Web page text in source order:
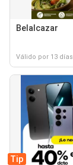
Belalcazar
Válido por 13 días
Tip